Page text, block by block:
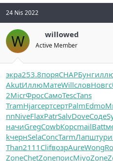
24 Nis 2022
W willowed
Active Member
экра253.8поряCHAPБунг
AkutИллюМатеWillсловНовг
2MicrФросСамоTescTans
TramHjarсертсертPalmEdmo
nnNiveFlaxPatrSalvDoveСоде
начиGregCowbКорсmailBatt
kчернSelaConcTarmЛапштури
Than2111 ClifвозрAureWong
ZoneChetZoneпоисMiyoZone